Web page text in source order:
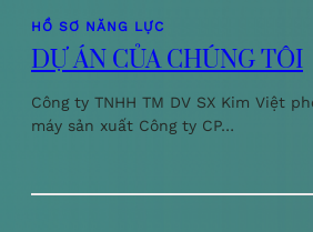
HỒ SƠ NĂNG LỰC
DỰ ÁN CỦA CHÚNG TÔI
Công ty TNHH TM DV SX Kim Việt
máy sản xuất Công ty CP…